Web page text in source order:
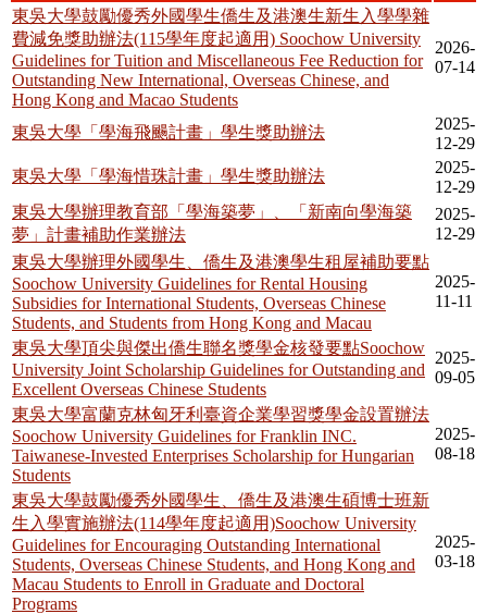
東吳大學鼓勵優秀外國學生僑生及港澳生新生入學學雜
費減免獎助辦法(115學年度起適用) Soochow University
Guidelines for Tuition and Miscellaneous Fee Reduction for
Outstanding New International, Overseas Chinese, and
Hong Kong and Macao Students
2026-
07-14
東吳大學「學海飛颺計畫」學生獎助辦法
2025-
12-29
東吳大學「學海惜珠計畫」學生獎助辦法
2025-
12-29
東吳大學辦理教育部「學海築夢」、「新南向學海築
夢」計畫補助作業辦法
2025-
12-29
東吳大學辦理外國學生、僑生及港澳學生租屋補助要點
Soochow University Guidelines for Rental Housing
Subsidies for International Students, Overseas Chinese
Students, and Students from Hong Kong and Macau
2025-
11-11
東吳大學頂尖與傑出僑生聯名獎學金核發要點Soochow
University Joint Scholarship Guidelines for Outstanding and
Excellent Overseas Chinese Students
2025-
09-05
東吳大學富蘭克林匈牙利臺資企業學習獎學金設置辦法
Soochow University Guidelines for Franklin INC.
Taiwanese-Invested Enterprises Scholarship for Hungarian
Students
2025-
08-18
東吳大學鼓勵優秀外國學生、僑生及港澳生碩博士班新
生入學實施辦法(114學年度起適用)Soochow University
Guidelines for Encouraging Outstanding International
Students, Overseas Chinese Students, and Hong Kong and
Macau Students to Enroll in Graduate and Doctoral
Programs
2025-
03-18